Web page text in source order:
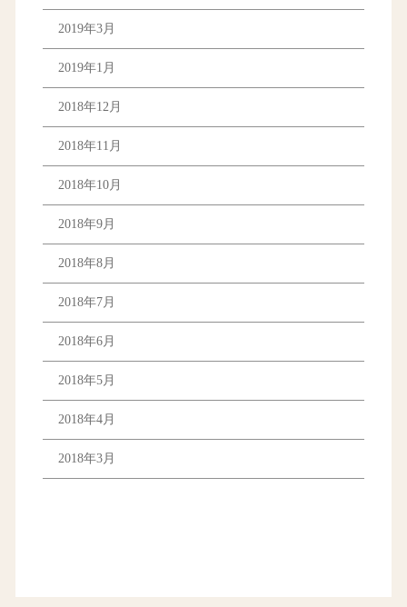
2019年3月
2019年1月
2018年12月
2018年11月
2018年10月
2018年9月
2018年8月
2018年7月
2018年6月
2018年5月
2018年4月
2018年3月